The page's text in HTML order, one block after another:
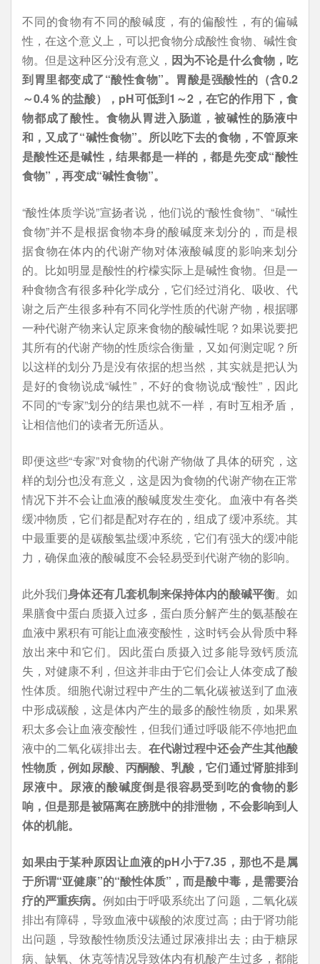
不同的食物有不同的酸碱度，有的偏酸性，有的偏碱
性，在这个意义上，可以把食物分成酸性食物、碱性食
物。但是这种区分没有意义， 因为不论是什么食物，吃
到胃里都变成了“酸性食物”。胃酸是强酸性的（含0.2
～0.4％的盐酸），pH可低到1～2，在它的作用下，食
物都成了酸性。食物从胃进入肠道，被碱性的肠液中
和，又成了“碱性食物”。所以吃下去的食物，不管原来
是酸性还是碱性，结果都是一样的，都是先变成“酸性
食物”，再变成“碱性食物”。
“酸性体质学说”宣扬者说，他们说的“酸性食物”、“碱性
食物”并不是根据食物本身的酸碱度来划分的，而是根
据食物在体内的代谢产物对体液酸碱度的影响来划分
的。比如明显是酸性的柠檬实际上是碱性食物。但是一
种食物含有很多种化学成分，它们经过消化、吸收、代
谢之后产生很多种有不同化学性质的代谢产物，根据哪
一种代谢产物来认定原来食物的酸碱性呢？如果说要把
其所有的代谢产物的性质综合衡量，又如何测定呢？所
以这样的划分乃是没有依据的想当然，其实就是把认为
是好的食物说成“碱性”，不好的食物说成“酸性”，因此
不同的“专家”划分的结果也就不一样，有时互相矛盾，
让相信他们的读者无所适从。
即便这些“专家”对食物的代谢产物做了具体的研究，这
样的划分也没有意义，这是因为食物的代谢产物在正常
情况下并不会让血液的酸碱度发生变化。血液中有各类
缓冲物质，它们都是配对存在的，组成了缓冲系统。其
中最重要的是碳酸氢盐缓冲系统，它们有强大的缓冲能
力，确保血液的酸碱度不会轻易受到代谢产物的影响。
此外我们身体还有几套机制来保持体内的酸碱平衡。如
果膳食中蛋白质摄入过多，蛋白质分解产生的氨基酸在
血液中累积有可能让血液变酸性，这时钙会从骨质中释
放出来中和它们。因此蛋白质摄入过多能导致钙质流
失，对健康不利，但这并非由于它们会让人体变成了酸
性体质。细胞代谢过程中产生的二氧化碳被送到了血液
中形成碳酸，这是体内产生的最多的酸性物质，如果累
积太多会让血液变酸性，但我们通过呼吸能不停地把血
液中的二氧化碳排出去。 在代谢过程中还会产生其他酸
性物质，例如尿酸、丙酮酸、乳酸，它们通过肾脏排到
尿液中。尿液的酸碱度倒是很容易受到吃的食物的影
响，但是那是被隔离在膀胱中的排泄物，不会影响到人
体的机能。
如果由于某种原因让血液的pH小于7.35，那也不是属
于所谓“亚健康”的“酸性体质”，而是酸中毒，是需要治
疗的严重疾病。 例如由于呼吸系统出了问题，二氧化碳
排出有障碍，导致血液中碳酸的浓度过高；由于肾功能
出问题，导致酸性物质没法通过尿液排出去；由于糖尿
病、缺氧、休克等情况导致体内有机酸产生过多，都能